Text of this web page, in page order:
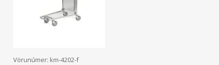
Setja Í Körfu
Vörunúmer: km-4202-f